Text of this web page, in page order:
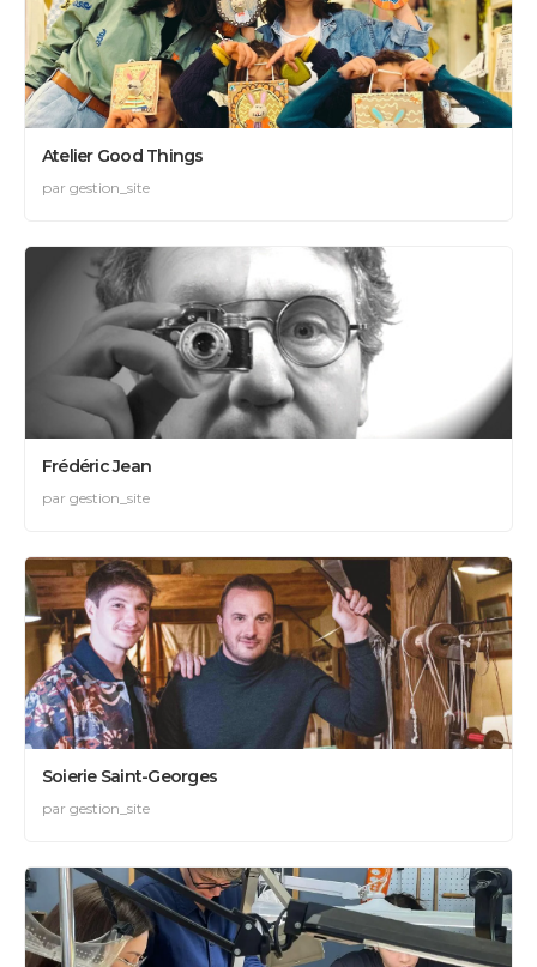
Atelier Good Things
par gestion_site
Frédéric Jean
par gestion_site
Soierie Saint-Georges
par gestion_site